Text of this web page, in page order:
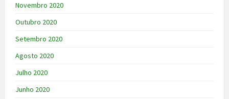
Novembro 2020
Outubro 2020
Setembro 2020
Agosto 2020
Julho 2020
Junho 2020